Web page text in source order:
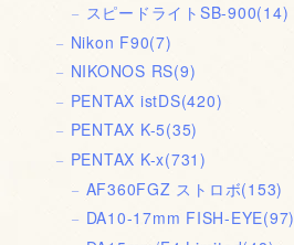
スピードライトSB-900(14)
Nikon F90(7)
NIKONOS RS(9)
PENTAX istDS(420)
PENTAX K-5(35)
PENTAX K-x(731)
AF360FGZ ストロボ(153)
DA10-17mm FISH-EYE(97)